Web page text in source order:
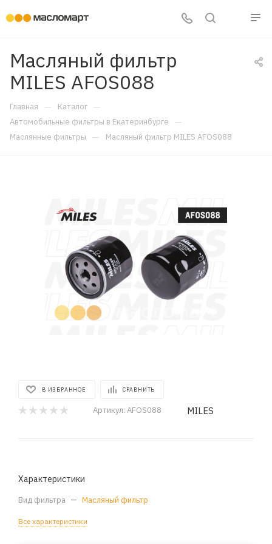
Масляный фильтр
MILES AFOS088
Главная — Каталог —
Автомобильные фильтры в Екатеринбурге —
Маслянные фильтры — Масляный фильтр MILES AFOS088
В ИЗБРАННОЕ СРАВНИТЬ
Артикул: AFOS088 MILES
Характеристики
Вид фильтра — Масляный фильтр
Все характеристики